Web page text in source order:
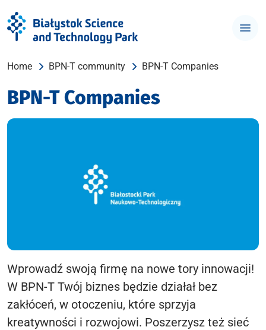
Home BPN-T community BPN-T Companies
BPN-T Companies
Wprowadź swoją firmę na nowe tory innowacji!
W BPN-T Twój biznes będzie działał bez
zakłóceń, w otoczeniu, które sprzyja
kreatywności i rozwojowi. Poszerzysz też sieć